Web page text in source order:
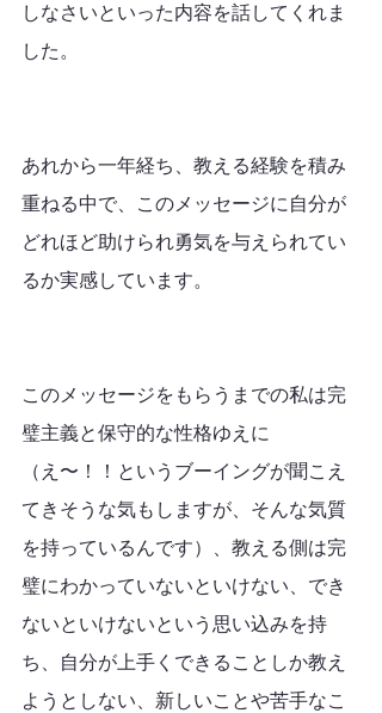
しなさいといった内容を話してくれま
した。
あれから一年経ち、教える経験を積み
重ねる中で、このメッセージに自分が
どれほど助けられ勇気を与えられてい
るか実感しています。
このメッセージをもらうまでの私は完
璧主義と保守的な性格ゆえに
（え〜！！というブーイングが聞こえ
てきそうな気もしますが、そんな気質
を持っているんです）、教える側は完
璧にわかっていないといけない、でき
ないといけないという思い込みを持
ち、自分が上手くできることしか教え
ようとしない、新しいことや苦手なこ